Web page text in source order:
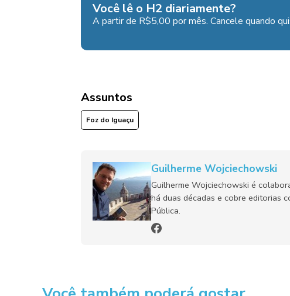
Você lê o H2 diariamente?
A partir de R$5,00 por mês. Cancele quando
Assuntos
Foz do Iguaçu
Guilherme Wojciechowski
Guilherme Wojciechowski é
há duas décadas e cobre editorias
Pública.